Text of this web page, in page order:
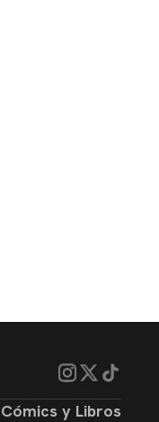
Cómics y Libros